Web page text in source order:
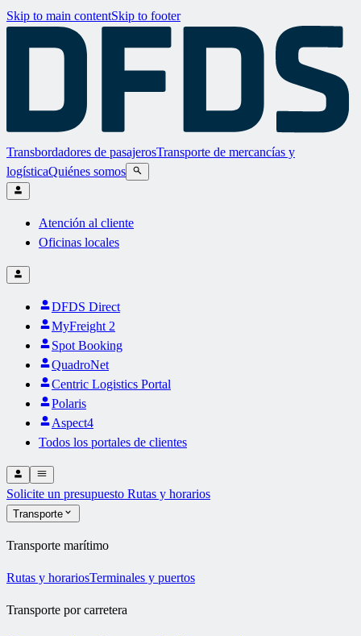
Skip to main contentSkip to footer
Transbordadores de pasajerosTransporte de mercancías y
logísticaQuiénes somos
Atención al cliente
Oficinas locales
DFDS Direct
MyFreight 2
Spot Booking
QuadroNet
Centric Logistics Portal
Polaris
Aspect4
Todos los portales de clientes
Solicite un presupuesto Rutas y horarios
Transporte
Transporte marítimo
Rutas y horariosTerminales y puertos
Transporte por carretera